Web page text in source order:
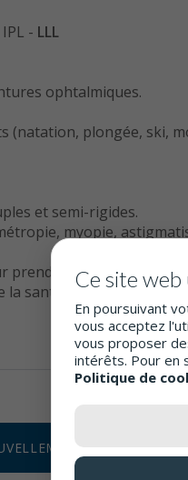
- LLL
ophtalmiques.
(natation, plongée, ski,
et semi-rigides.
myopie,
prendre un rendez-vous.
santé des yeux... Vos
LENTILLES
Ce site web
En poursuivant
vous acceptez
vous proposer
intérêts. Pour en
Politique de